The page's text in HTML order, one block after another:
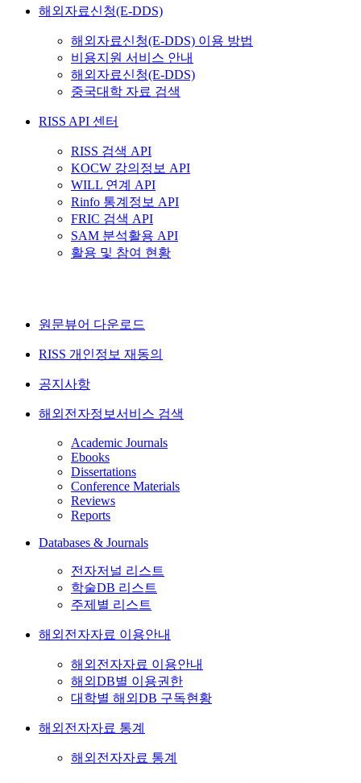
해외자료신청(E-DDS)
해외자료신청(E-DDS) 이용 방법
비용지원 서비스 안내
해외자료신청(E-DDS)
중국대학 자료 검색
RISS API 센터
RISS 검색 API
KOCW 강의정보 API
WILL 연계 API
Rinfo 통계정보 API
FRIC 검색 API
SAM 분석활용 API
활용 및 참여 현황
원문뷰어 다운로드
RISS 개인정보 재동의
공지사항
해외전자정보서비스 검색
Academic Journals
Ebooks
Dissertations
Conference Materials
Reviews
Reports
Databases & Journals
전자저널 리스트
학술DB 리스트
주제별 리스트
해외전자자료 이용안내
해외전자자료 이용안내
해외DB별 이용권한
대학별 해외DB 구독현황
해외전자자료 통계
해외전자자료 통계